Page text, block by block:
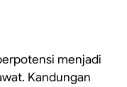
menjadi
Kandungan